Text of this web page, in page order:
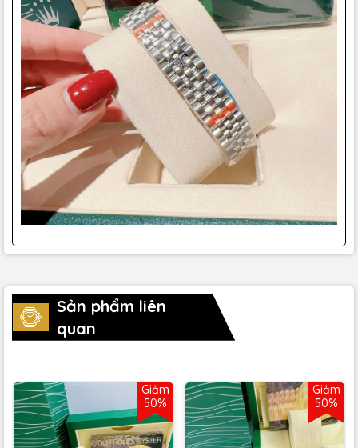
Sản phẩm liên
quan
Giảm
50%
Giảm
50%